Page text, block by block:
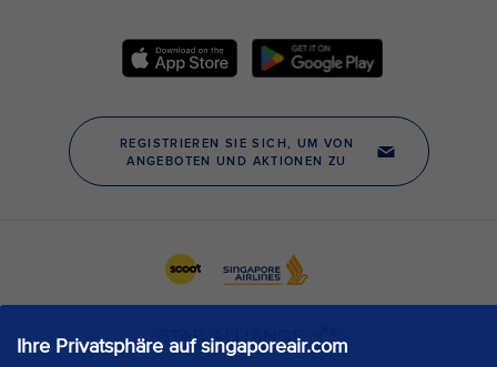
Ihre Privatsphäre auf singaporeair.com